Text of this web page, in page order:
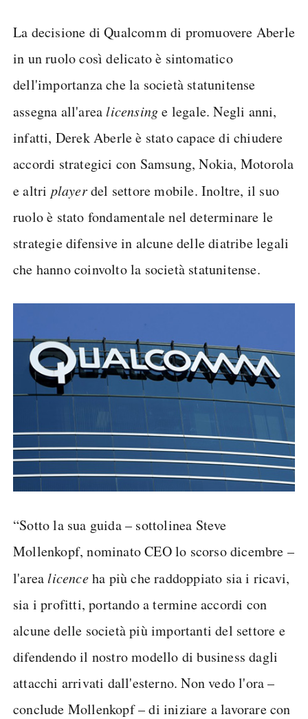
La decisione di Qualcomm di promuovere Aberle
in un ruolo così delicato è sintomatico
dell'importanza che la società statunitense
assegna all'arealicensinge legale. Negli anni,
infatti, Derek Aberle è stato capace di chiudere
accordi strategici con Samsung, Nokia, Motorola
e altri playerdel settore mobile. Inoltre, il suo
ruolo è stato fondamentale nel determinare le
strategie difensive in alcune delle diatribe legali
che hanno coinvolto la società statunitense.
“Sotto la sua guida – sottolinea Steve
Mollenkopf, nominato CEO lo scorso dicembre –
l'arealicenceha più che raddoppiato sia i ricavi,
sia i profitti, portando a termine accordi con
alcune delle società più importanti del settore e
difendendo il nostro modello di business dagli
attacchi arrivati dall'esterno. Non vedo l'ora –
conclude Mollenkopf – di iniziare a lavorare con